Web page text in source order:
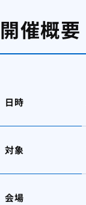
開催概要
日時
対象
会場